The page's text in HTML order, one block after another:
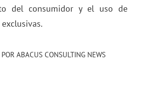
del consumidor y el uso de
POR ABACUS CONSULTING NEWS